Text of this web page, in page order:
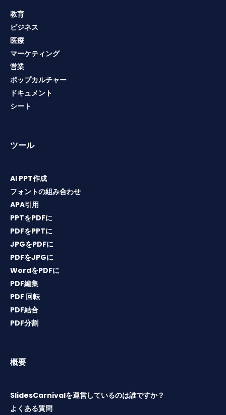
教育
ビジネス
医療
マーケティング
営業
ポップカルチャー
ドキュメント
シート
ツール
AI PPT作成
フォントの組み合わせ
APA引用
PPTをPDFに
PDFをPPTに
JPGをPDFに
PDFをJPGに
WordをPDFに
PDF編集
PDF 回転
PDF結合
PDF分割
概要
SlidesCarnivalを運営しているのは誰ですか？
よくある質問